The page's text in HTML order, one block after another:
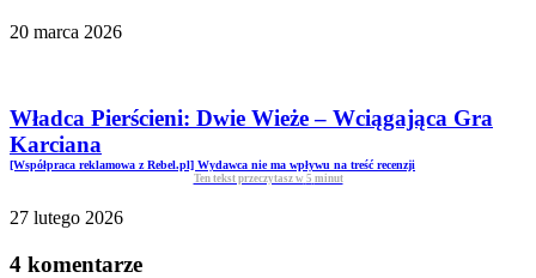
20 marca 2026
Władca Pierścieni: Dwie Wieże – Wciągająca Gra
Karciana
[Współpraca reklamowa z Rebel.pl] Wydawca nie ma wpływu na treść recenzji
Ten tekst przeczytasz w 5 minut
27 lutego 2026
4 komentarze